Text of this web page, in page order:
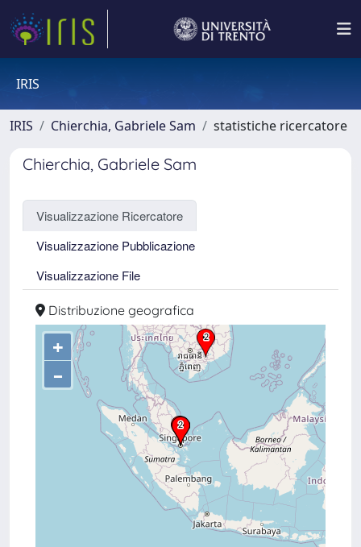
IRIS
IRIS Chierchia, Gabriele Sam statistiche ricercatore
Chierchia, Gabriele Sam
Visualizzazione Ricercatore
Visualizzazione Pubblicazione
Visualizzazione File
Distribuzione geografica
+
–